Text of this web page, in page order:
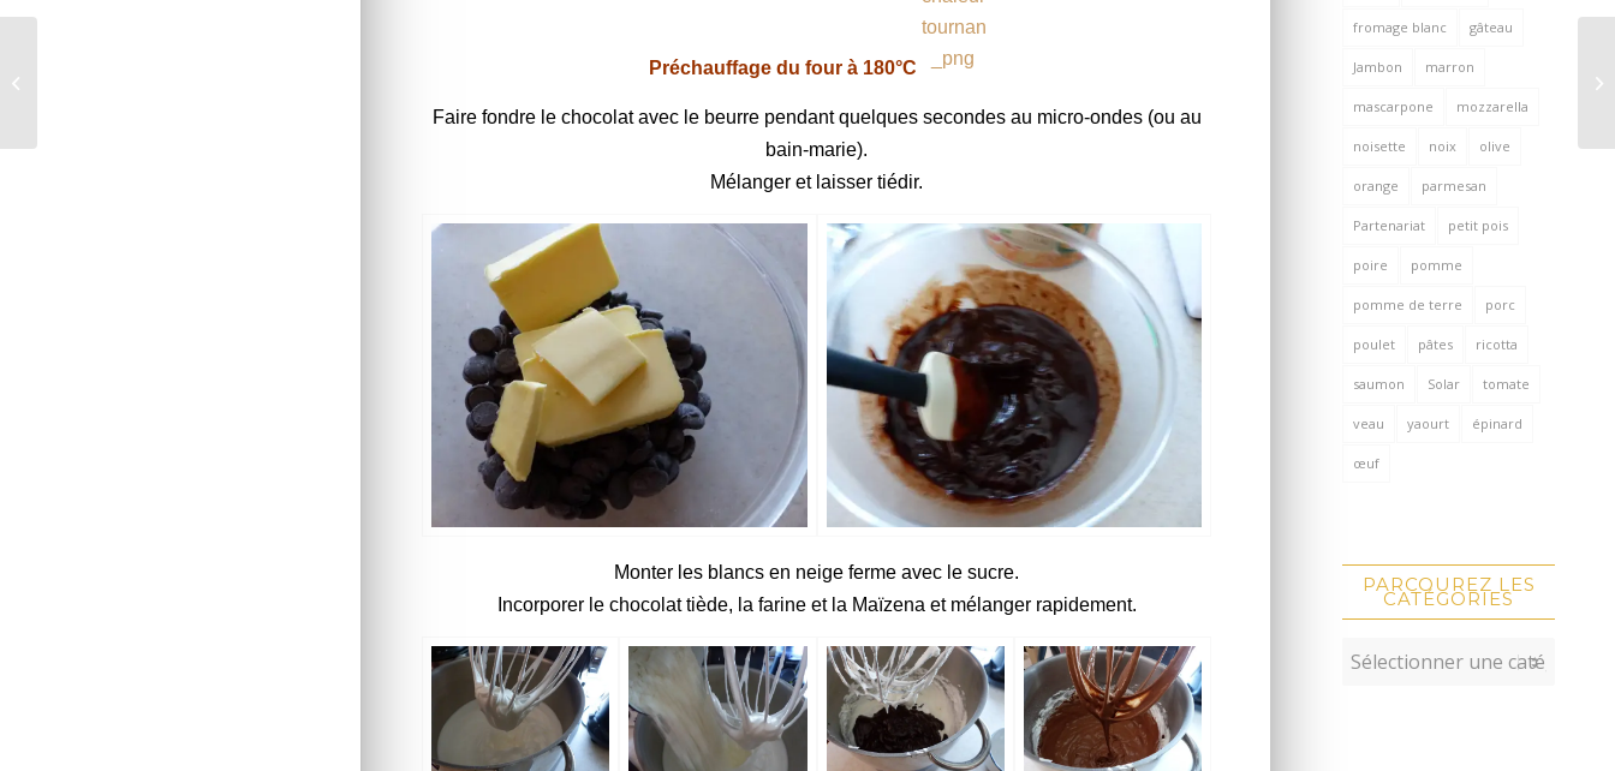
Préchauffage du four à 180°C
Faire fondre le chocolat avec le beurre pendant quelques secondes au micro-ondes (ou au
bain-marie).
Mélanger et laisser tiédir.
Monter les blancs en neige ferme avec le sucre.
Incorporer le chocolat tiède, la farine et la Maïzena et mélanger rapidement.
fromage blanc gâteau
Jambon marron
mascarpone mozzarella
noisette noix olive
orange parmesan
Partenariat petit pois
poire pomme
pomme de terre porc
poulet pâtes ricotta
saumon Solar tomate
veau yaourt épinard
œuf
PARCOUREZ LES
CATÉGORIES